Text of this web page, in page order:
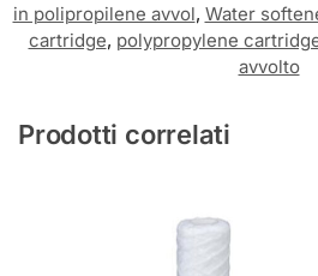
in polipropilene avvol, Water
cartridge, polypropylene
avvolto
Prodotti correlati